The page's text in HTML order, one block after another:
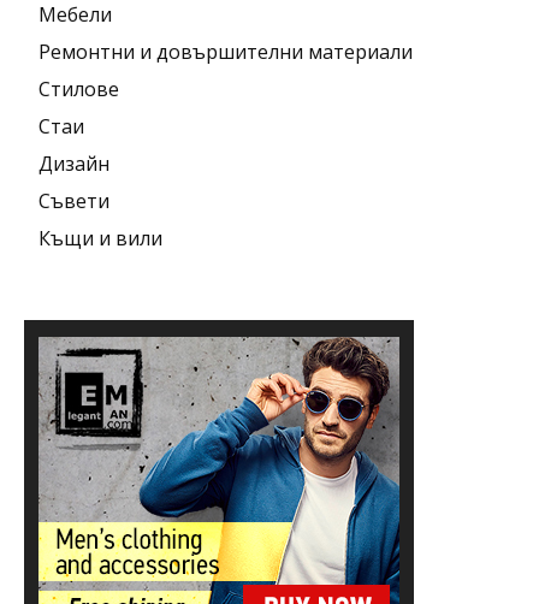
Мебели
Ремонтни и довършителни материали
Стилове
Стаи
Дизайн
Съвети
Къщи и вили